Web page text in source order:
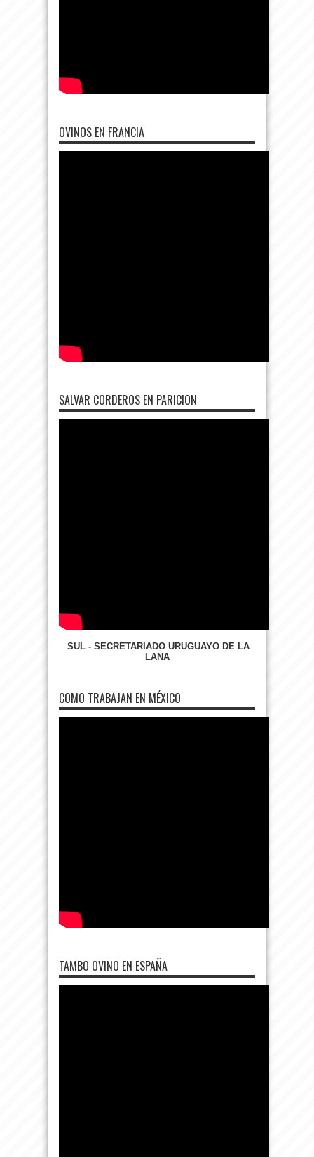
OVINOS EN FRANCIA
SALVAR CORDEROS EN PARICION
SUL - SECRETARIADO URUGUAYO DE LA
LANA
COMO TRABAJAN EN MÉXICO
TAMBO OVINO EN ESPAÑA